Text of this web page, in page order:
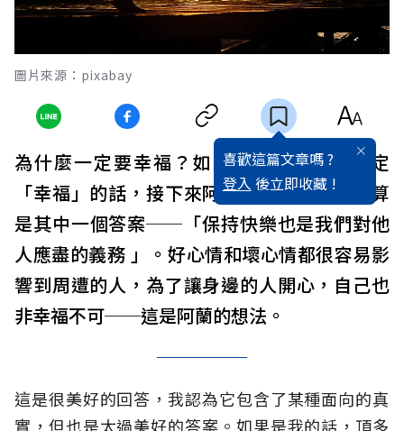
圖片來源：pixabay
喜歡這篇文章嗎 ?
登入 後立即收藏 !
為什麼一定要幸福？如果在極小範圍內界定
「幸福」的話，接下來阿蘭著名的說法可以算
是其中一個答案──「保持快樂也是我們對他
人應盡的義務 」。好心情和壞心情都很容易影
響到周遭的人，為了讓身邊的人開心，自己也
非幸福不可──這是阿蘭的想法。
這是很美好的回答，我認為它包含了某種面向的真
實，但也是太過美好的答案。如果是我的話，頂多